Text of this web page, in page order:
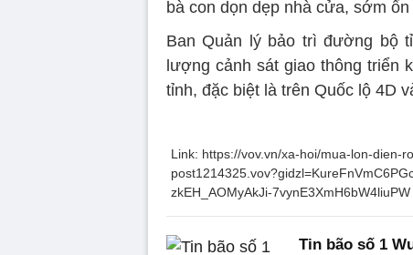
bà con dọn dẹp nhà cửa, sớm
Ban Quản lý bảo trì đường bộ
lượng cảnh sát giao thông triển
tỉnh, đặc biệt là trên Quốc lộ 4D
Link: https://vov.vn/xa-hoi/mua-lon-dien-
zkEH_AOMyAkJi-7vynE3XmH6bW4liuPW
Tin bão số 1